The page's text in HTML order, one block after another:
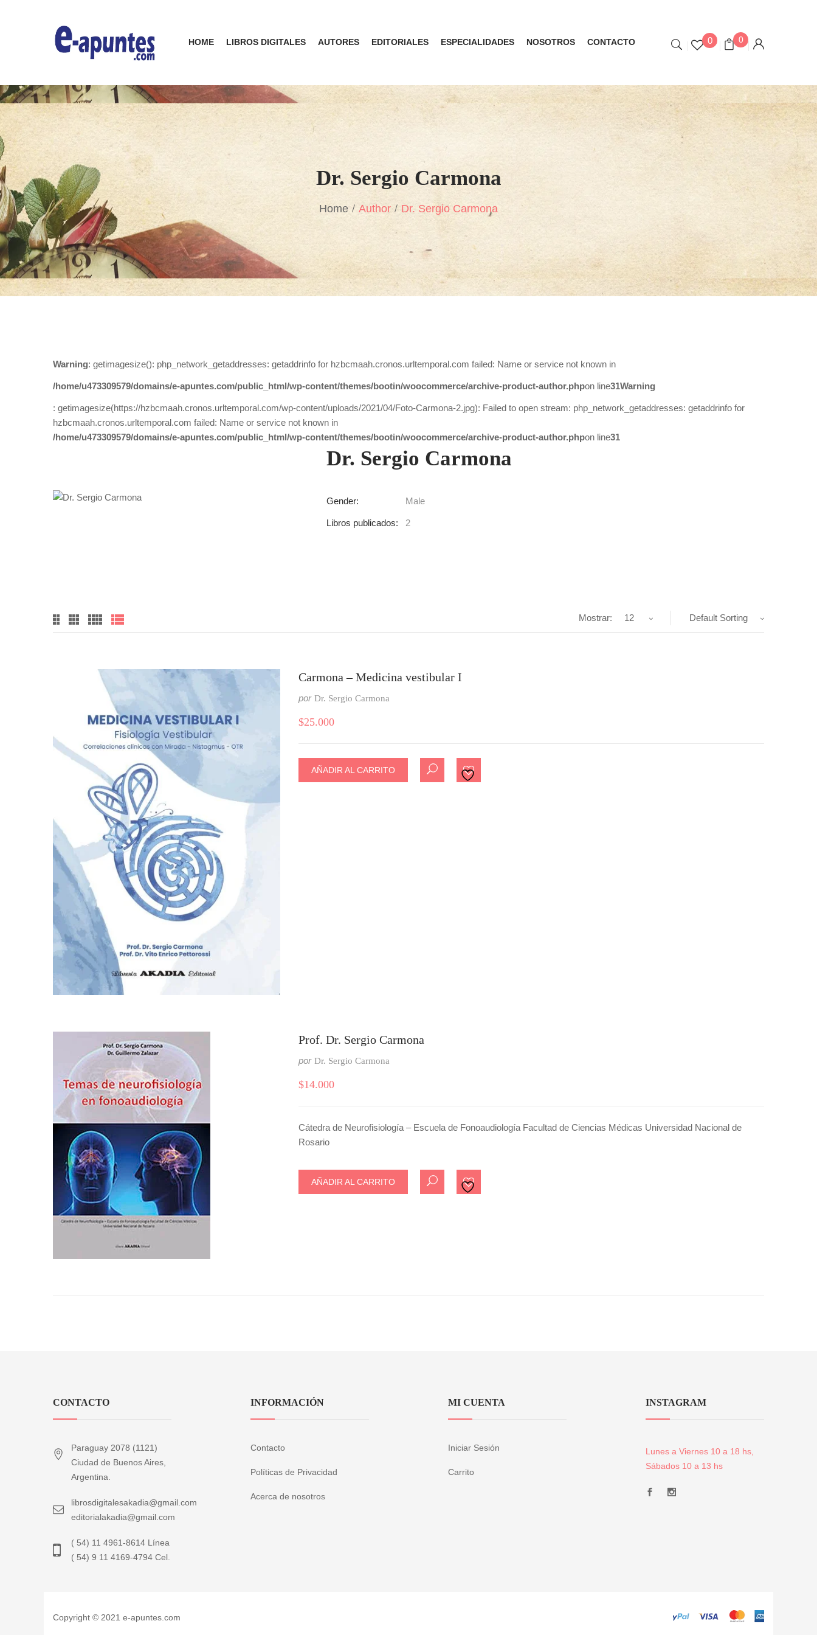
HOME LIBROS DIGITALES AUTORES EDITORIALES ESPECIALIDADES NOSOTROS CONTACTO 0 0
Dr. Sergio Carmona
Home Author Dr. Sergio Carmona
Warning: getimagesize(): php_network_getaddresses: getaddrinfo for hzbcmaah.cronos.urltemporal.com failed: Name or service not known in
/home/u473309579/domains/e-apuntes.com/public_html/wp-content/themes/bootin/woocommerce/archive-product-author.phpon line31Warning
: getimagesize(https://hzbcmaah.cronos.urltemporal.com/wp-content/uploads/2021/04/Foto-Carmona-2.jpg): Failed to open stream: php_network_getaddresses: getaddrinfo for
hzbcmaah.cronos.urltemporal.com failed: Name or service not known in
/home/u473309579/domains/e-apuntes.com/public_html/wp-content/themes/bootin/woocommerce/archive-product-author.phpon line31
Dr. Sergio Carmona
Gender: Male
Libros publicados: 2
Default Sorting
Mostrar: 12
Carmona – Medicina vestibular I
por Dr. Sergio Carmona
$25.000
AÑADIR AL CARRITO
Prof. Dr. Sergio Carmona
por Dr. Sergio Carmona
$14.000
Cátedra de Neurofisiología – Escuela de Fonoaudiología Facultad de Ciencias Médicas Universidad Nacional de
Rosario
AÑADIR AL CARRITO
CONTACTO
Paraguay 2078 (1121)
Ciudad de Buenos Aires,
Argentina.
librosdigitalesakadia@gmail.com
editorialakadia@gmail.com
( 54) 11 4961-8614 Línea
( 54) 9 11 4169-4794 Cel.
INFORMACIÓN
Contacto
Políticas de Privacidad
Acerca de nosotros
MI CUENTA
Iniciar Sesión
Carrito
INSTAGRAM
Lunes a Viernes 10 a 18 hs,
Sábados 10 a 13 hs
Copyright © 2021 e-apuntes.com